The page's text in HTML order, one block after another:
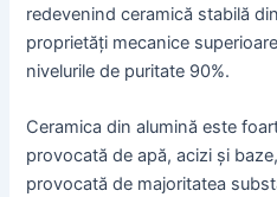
redevenind ceramică stabilă
proprietăți mecanice
nivelurile de puritate 90%.
Ceramica din alumină este
provocată de apă, acizi și
provocată de majoritatea